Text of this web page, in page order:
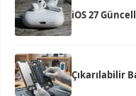
iOS 27
Çıkarılabilir